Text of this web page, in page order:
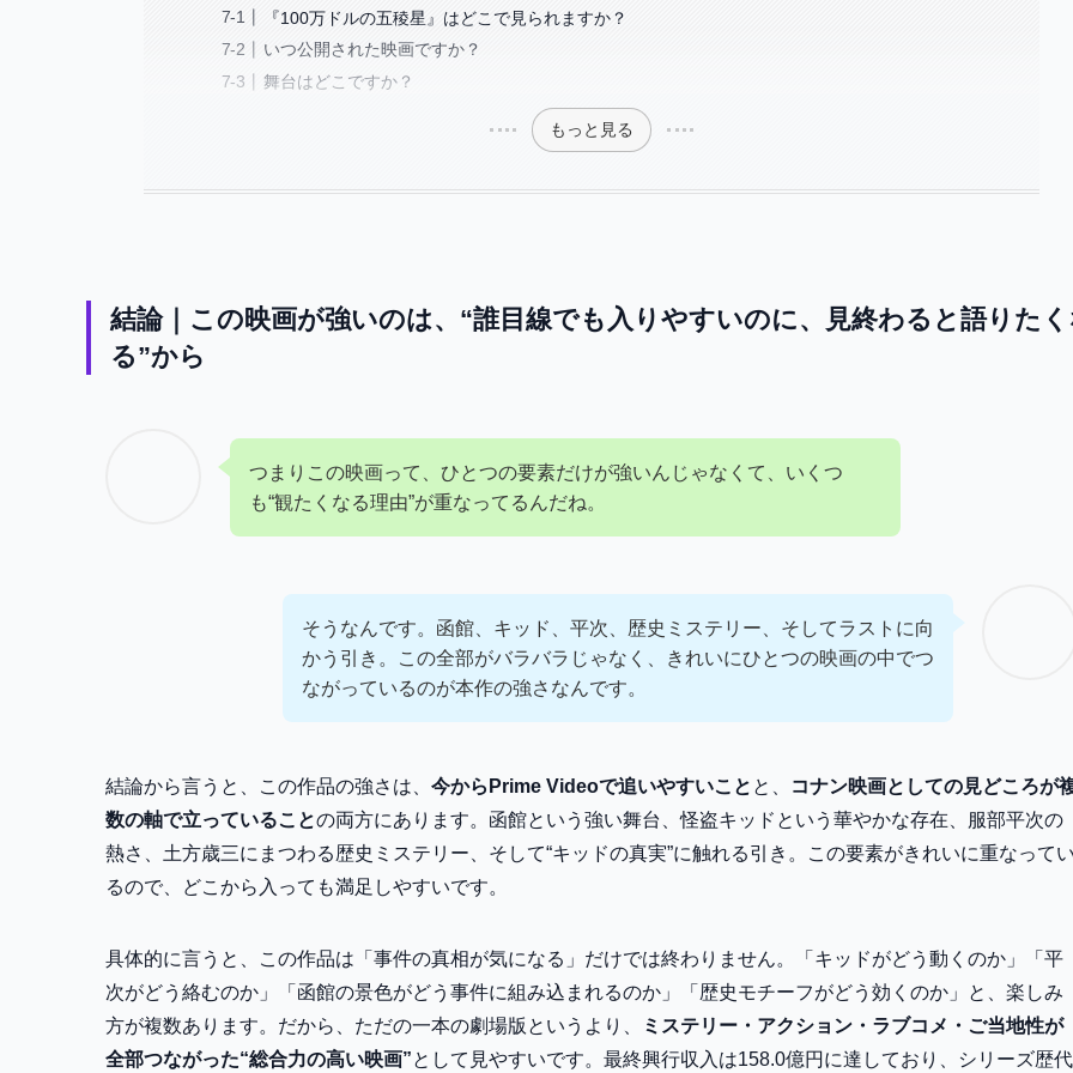
『100万ドルの五稜星』はどこで見られますか？
いつ公開された映画ですか？
舞台はどこですか？
もっと見る
結論｜この映画が強いのは、“誰目線でも入りやすいのに、見終わると語りた
る”から
つまりこの映画って、ひとつの要素だけが強いんじゃなくて、いくつ
も“観たくなる理由”が重なってるんだね。
そうなんです。函館、キッド、平次、歴史ミステリー、そしてラストに向
かう引き。この全部がバラバラじゃなく、きれいにひとつの映画の中でつ
ながっているのが本作の強さなんです。
結論から言うと、この作品の強さは、 今からPrime Videoで追いやすいこと と、
コナン映画としての見どころが
数の軸で立っていることの両方にあります。函館という強い舞台、怪盗キッドという華やかな存在、服部平次の
熱さ、土方歳三にまつわる歴史ミステリー、そして“キッドの真実”に触れる引き。この要素がきれいに重なって
るので、どこから入っても満足しやすいです。
具体的に言うと、この作品は「事件の真相が気になる」だけでは終わりません。「キッドがどう動くのか」「平
次がどう絡むのか」「函館の景色がどう事件に組み込まれるのか」「歴史モチーフがどう効くのか」と、楽しみ
方が複数あります。だから、ただの一本の劇場版というより、
ミステリー・アクション・ラブコメ・ご当地性が
全部つながった“総合力の高い映画”として見やすいです。最終興行収入は158.0億円に達しており、シリーズ歴代